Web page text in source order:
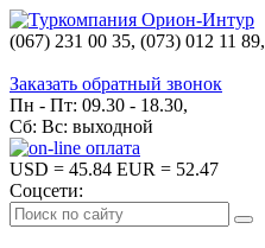
(067) 231 00 35, (073) 012 11 89,
Заказать обратный звонок
Пн - Пт: 09.30 - 18.30,
Сб: Вс: выходной
USD = 45.84 EUR = 52.47
Соцсети: